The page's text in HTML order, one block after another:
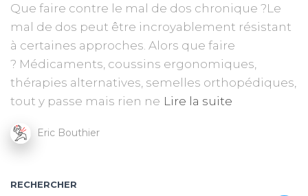
Que faire contre le mal de dos chronique ?Le
mal de dos peut être incroyablement résistant
à certaines approches. Alors que faire
? Médicaments, coussins ergonomiques,
thérapies alternatives, semelles orthopédiques,
tout y passe mais rien ne Lire la suite
Eric Bouthier
RECHERCHER